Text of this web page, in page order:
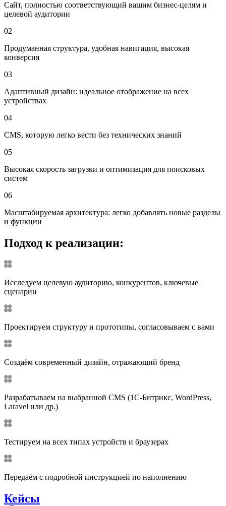
Сайт, полностью соответствующий вашим бизнес-целям и
целевой аудитории
02
Продуманная структура, удобная навигация, высокая
конверсия
03
Адаптивный дизайн: идеальное отображение на всех
устройствах
04
CMS, которую легко вести без технических знаний
05
Высокая скорость загрузки и оптимизация для поисковых
систем
06
Масштабируемая архитектура: легко добавлять новые разделы
и функции
Подход к реализации:
Исследуем целевую аудиторию, конкурентов, ключевые
сценарии
Проектируем структуру и прототипы, согласовываем с вами
Создаём современный дизайн, отражающий бренд
Разрабатываем на выбранной CMS (1С-Битрикс, WordPress,
Laravel или др.)
Тестируем на всех типах устройств и браузерах
Передаём с подробной инструкцией по наполнению
Кейсы